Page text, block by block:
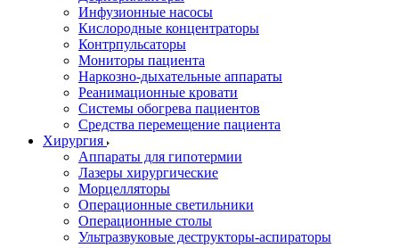
Инфузионные насосы
Кислородные концентраторы
Контрпульсаторы
Мониторы пациента
Наркозно-дыхательные аппараты
Реанимационные кровати
Системы обогрева пациентов
Средства перемещение пациента
Хирургия
Аппараты для гипотермии
Лазеры хирургические
Морцелляторы
Операционные светильники
Операционные столы
Ультразвуковые деструкторы-аспираторы